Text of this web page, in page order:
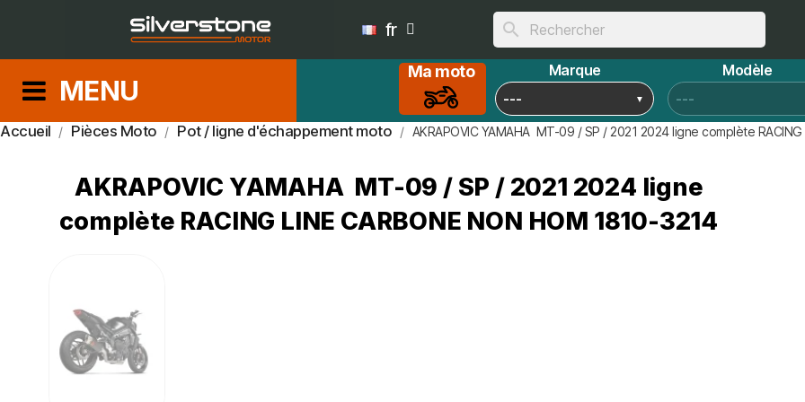
fr search
MENU
Ma moto Marque Modèle
Accueil Pièces Moto Pot / ligne d'échappement moto AKRAPOVIC YAMAHA MT-09 / SP / 2021 2024 ligne complète RACING
AKRAPOVIC YAMAHA MT-09 / SP / 2021 2024 ligne
complète RACING LINE CARBONE NON HOM 1810-3214